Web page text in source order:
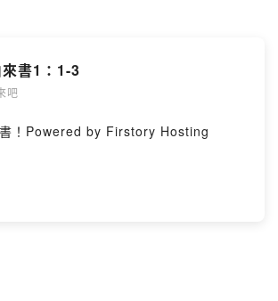
書1：1-3
吧
！Powered by Firstory Hosting